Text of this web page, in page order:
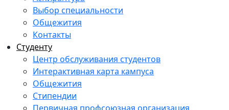
Выбор специальности
Общежития
Контакты
Студенту
Центр обслуживания студентов
Интерактивная карта кампуса
Общежития
Стипендии